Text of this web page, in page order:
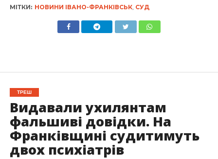
МІТКИ: НОВИНИ ІВАНО-ФРАНКІВСЬК, СУД
ТРЕШ
Видавали ухилянтам
фальшиві довідки. На
Франківщині судитимуть
двох психіатрів